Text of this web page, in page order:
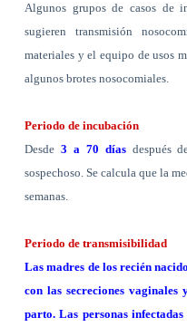
Algunos grupos de casos de
sugieren transmisión
materiales y el equipo de usos
algunos brotes nosocomiales.
Periodo de incubación
Desde 3 a70 díasdespués
sospechoso. Se calcula que la
semanas.
Periodo de transmisibilidad
Las madres de los recién
con las secreciones
parto. Las personas